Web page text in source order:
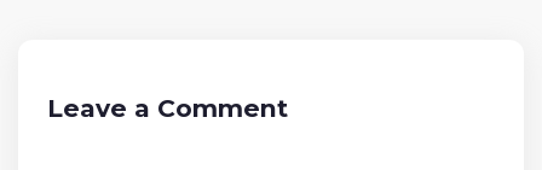
Leave a Comment